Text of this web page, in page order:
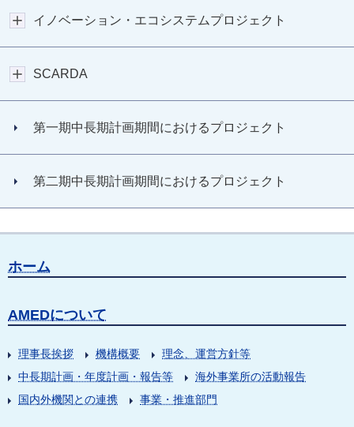
イノベーション・エコシステムプロジェクト
SCARDA
第一期中長期計画期間におけるプロジェクト
第二期中長期計画期間におけるプロジェクト
ホーム
AMEDについて
理事長挨拶 機構概要
理念、運営方針等
中長期計画・年度計画・報告等
海外事業所の活動報告
国内外機関との連携
事業・推進部門